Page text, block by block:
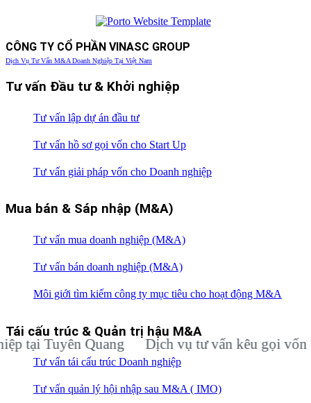
CÔNG TY CỔ PHẦN VINASC GROUP
Dịch Vụ Tư Vấn M&A Doanh Nghiệp Tại Việt Nam
Tư vấn Đầu tư & Khởi nghiệp
Tư vấn lập dự án đầu tư
Tư vấn hồ sơ gọi vốn cho Start Up
Tư vấn giải pháp vốn cho Doanh nghiệp
Mua bán & Sáp nhập (M&A)
Tư vấn mua doanh nghiệp (M&A)
Tư vấn bán doanh nghiệp (M&A)
Môi giới tìm kiếm công ty mục tiêu cho hoạt động M&A
Tái cấu trúc & Quản trị hậu M&A
Tư vấn tái cấu trúc Doanh nghiệp
Tư vấn quản lý hội nhập sau M&A ( IMO)
Tuyên Quang Dịch vụ tư vấn kêu gọi vốn đầu